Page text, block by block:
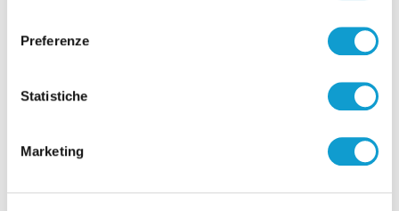
Preferenze
Statistiche
Marketing